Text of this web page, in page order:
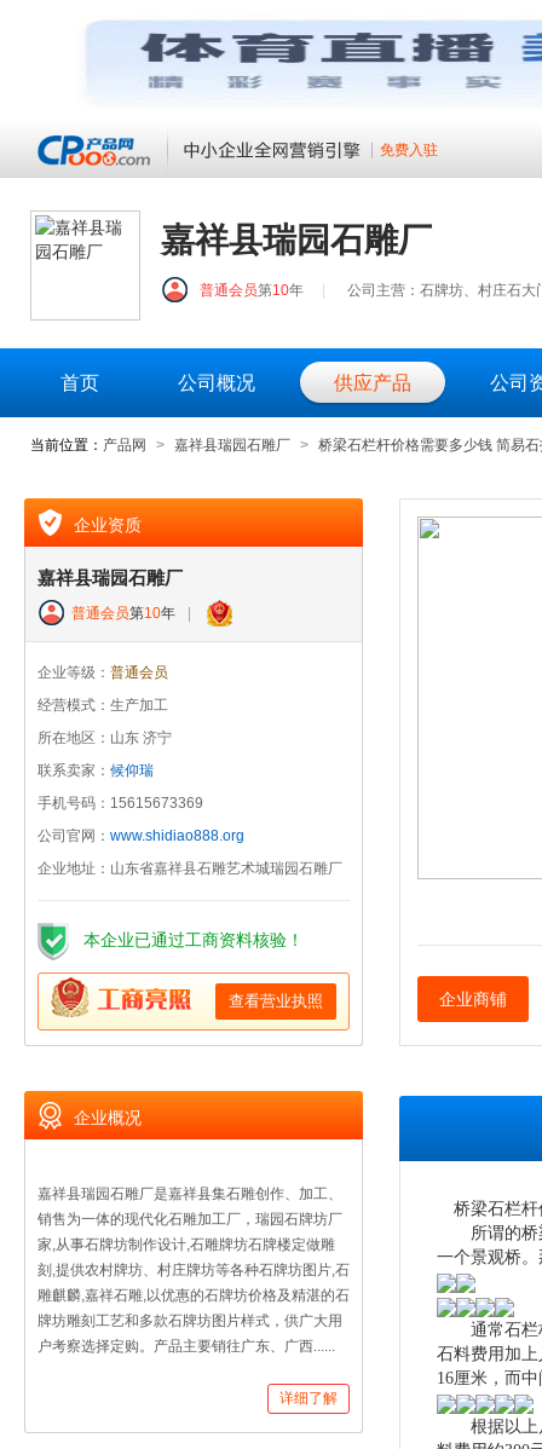
免费入驻
嘉祥县瑞园石雕厂
普通会员第10年 公司主营：石牌坊、村庄石
首页 公司概况 供应产品 公司
当前位置： 产品网 > 嘉祥县瑞园石雕厂 > 桥梁石栏杆价格需要多少钱 简易
企业资质
嘉祥县瑞园石雕厂
普通会员第10年
企业等级： 普通会员
经营模式：生产加工
所在地区：山东 济宁
联系卖家： 候仰瑞
手机号码：15615673369
公司官网： www.shidiao888.org
企业地址：山东省嘉祥县石雕艺术城瑞园石雕厂
本企业已通过工商资料核验！
查看营业执照
企业概况
嘉祥县瑞园石雕厂是嘉祥县集石雕创作、加工、
销售为一体的现代化石雕加工厂，瑞园石牌坊厂
家,从事石牌坊制作设计,石雕牌坊石牌楼定做雕
刻,提供农村牌坊、村庄牌坊等各种石牌坊图片,石
雕麒麟,嘉祥石雕,以优惠的石牌坊价格及精湛的石
牌坊雕刻工艺和多款石牌坊图片样式，供广大用
户考察选择定购。产品主要销往广东、广西......
详细了解
企业商铺
桥梁石栏杆
所谓的桥梁
一个景观桥
通常石栏杆
石料费用加
16厘米，而
根据以上尺